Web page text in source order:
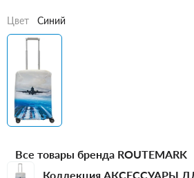
Цвет Синий
Все товары бренда ROUTEMARK
Коллекция АКСЕССУАРЫ